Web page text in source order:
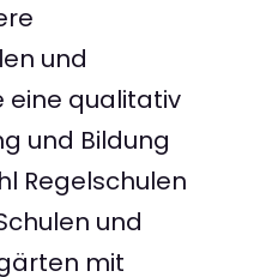
und
eine qualitativ
und Bildung
Regelschulen
und
mit